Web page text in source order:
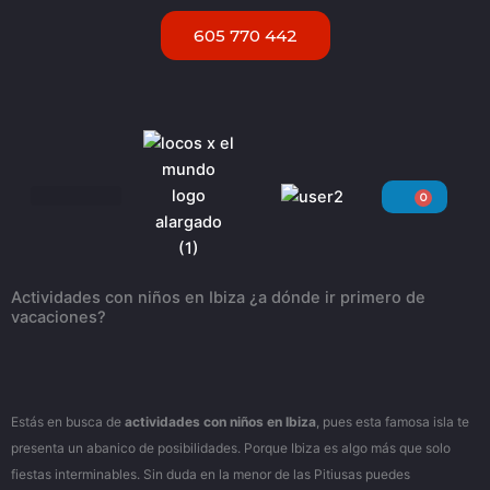
605 770 442
0
Actividades con niños en Ibiza ¿a dónde ir primero de
vacaciones?
Estás en busca de actividades con niños en Ibiza , pues esta famosa isla te
presenta un abanico de posibilidades. Porque Ibiza es algo más que solo
fiestas interminables. Sin duda en la menor de las Pitiusas puedes